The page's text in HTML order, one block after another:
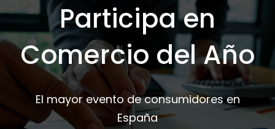
Participa en
Comercio del Año
El mayor evento de consumidores en
España